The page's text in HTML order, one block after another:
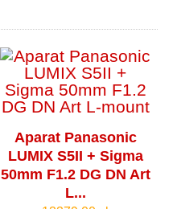
Aparat Panasonic
LUMIX S5II + Sigma
50mm F1.2 DG DN Art
L...